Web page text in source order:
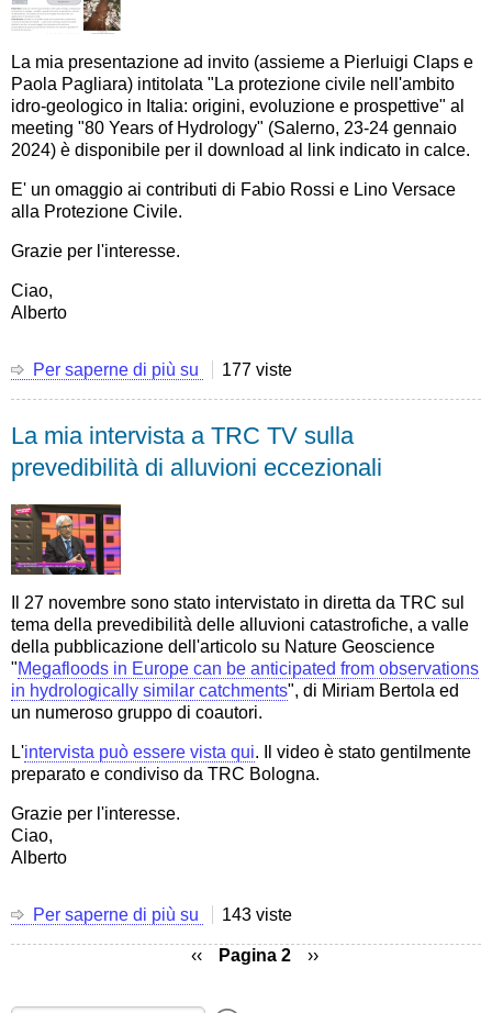
the
worst
ever
observed"
La mia presentazione ad invito (assieme a Pierluigi Claps e
Paola Pagliara) intitolata "La protezione civile nell'ambito
idro-geologico in Italia: origini, evoluzione e prospettive" al
meeting "80 Years of Hydrology" (Salerno, 23-24 gennaio
2024) è disponibile per il download al link indicato in calce.
E' un omaggio ai contributi di Fabio Rossi e Lino Versace
alla Protezione Civile.
Grazie per l'interesse.
Ciao,
Alberto
Per saperne di più su
al
meeting
"80
24
gennaio
2024)
intitolata
"La
protezione
civile
nell'ambito
prospettive"
177 viste
La mia intervista a TRC TV sulla
prevedibilità di alluvioni eccezionali
Il 27 novembre sono stato intervistato in diretta da TRC sul
tema della prevedibilità delle alluvioni catastrofiche, a valle
della pubblicazione dell'articolo su Nature Geoscience
"Megafloods in Europe can be anticipated from observations
in hydrologically similar catchments", di Miriam Bertola ed
un numeroso gruppo di coautori.
L'intervista può essere vista qui. Il video è stato gentilmente
preparato e condiviso da TRC Bologna.
Grazie per l'interesse.
Ciao,
Alberto
Per saperne di più su
intervista
143 viste
Pagina
‹‹ Pagina 2
Pagina
››